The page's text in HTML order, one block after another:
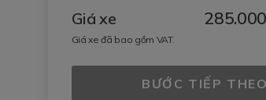
Giá xe
Giá xe đã bao gồm VAT.
BƯỚC TIẾP THEO